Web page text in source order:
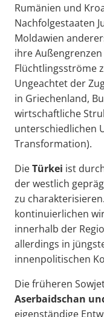
Rumänien und
Nachfolgestaaten
Moldawien
ihre
Flüchtlingsströme
Ungeachtet der
in Griechenland,
wirtschaftliche
unterschiedlichen
Transformation).
DieTürkei ist
der westlich
zu
kontinuierlichen
innerhalb der
allerdings in
innenpolitischen
Die früheren
Aserbaidschan
eigenständige